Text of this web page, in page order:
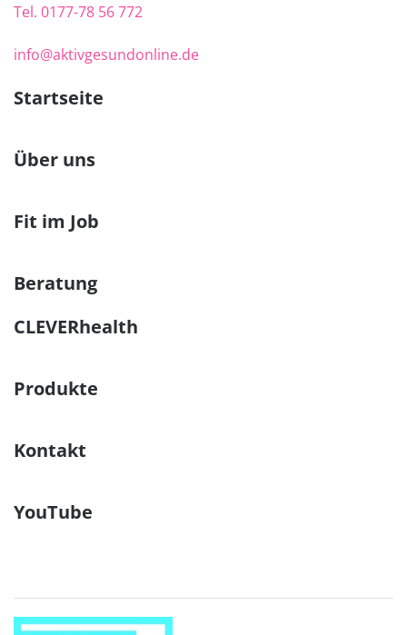
Tel. 0177-78 56 772
info@aktivgesundonline.de
Startseite
Über uns
Fit im Job
Beratung
CLEVERhealth
Produkte
Kontakt
YouTube